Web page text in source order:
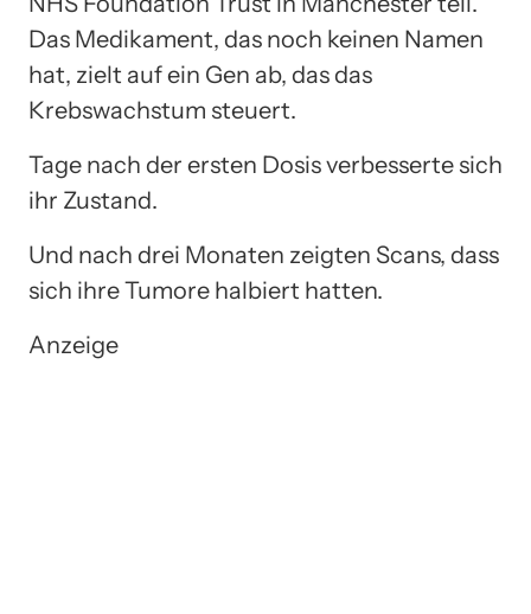
Das Medikament, das noch keinen Namen
hat, zielt auf ein Gen ab, das das
Krebswachstum steuert.
Tage nach der ersten Dosis verbesserte sich
ihr Zustand.
Und nach drei Monaten zeigten Scans, dass
sich ihre Tumore halbiert hatten.
Anzeige